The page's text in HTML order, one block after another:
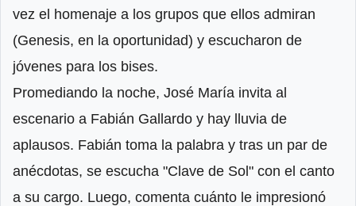
vez el homenaje a los grupos que ellos admiran
(Genesis, en la oportunidad) y escucharon de
jóvenes para los bises.
Promediando la noche, José María invita al
escenario a Fabián Gallardo y hay lluvia de
aplausos. Fabián toma la palabra y tras un par de
anécdotas, se escucha "Clave de Sol" con el canto
a su cargo. Luego, comenta cuánto le impresionó